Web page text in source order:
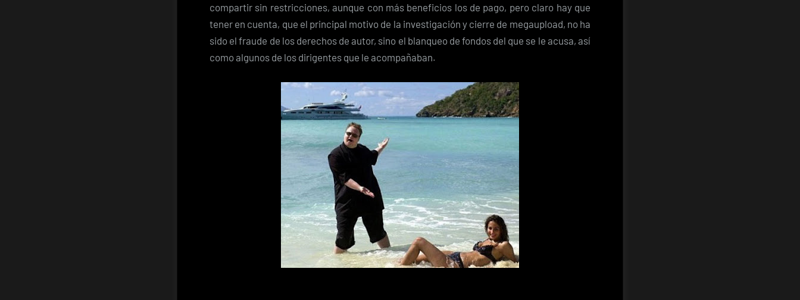
compartir sin restricciones, aunque con más beneficios los de pago, pero claro hay que
tener en cuenta, que el principal motivo de la investigación y cierre de megaupload, no ha
sido el fraude de los derechos de autor, sino el blanqueo de fondos del que se le acusa, así
como algunos de los dirigentes que le acompañaban.